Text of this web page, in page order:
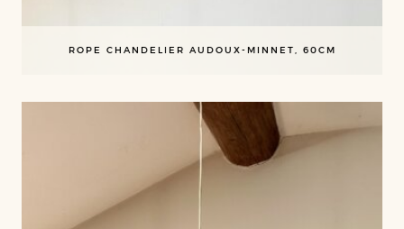
ROPE CHANDELIER AUDOUX-MINNET, 60CM